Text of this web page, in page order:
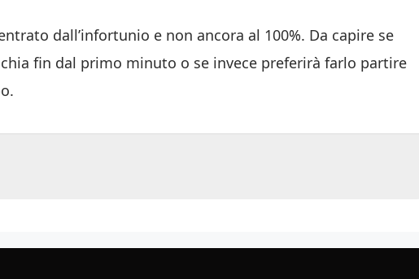
dall’infortunio e non ancora al 100%. Da capire se
fin dal primo minuto o se invece preferirà farlo partire